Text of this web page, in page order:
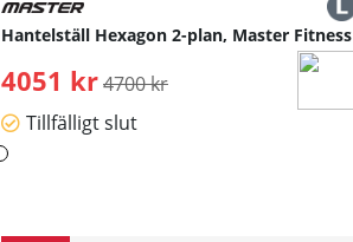
Hantelställ Hexagon 2-plan, Master Fitness
4051 kr Ordinarie pris:
4700 kr
Tillfälligt slut